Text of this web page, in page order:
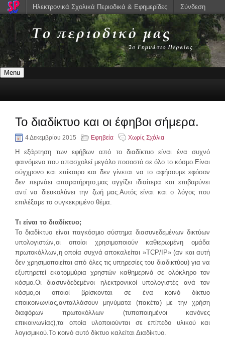
Menu
Το διαδίκτυο και οι έφηβοι σήμερα.
4 Δεκεμβρίου 2015 Εφηβεία Χωρίς Σχόλια
Η εξάρτηση των εφήβων από το διαδίκτυο είναι ένα συχνό
φαινόμενο που απασχολεί μεγάλο ποσοστό σε όλο το κόσμο.Είναι
σύγχρονο και επίκαιρο και δεν γίνεται να το αφήσουμε εφόσον
δεν περνάει απαρατήρητο,μας αγγίζει ιδιαίτερα και επιβαρύνει
αντί να διευκολύνει την ζωή μας.Αυτός είναι και ο λόγος που
επιλέξαμε το συγκεκριμένο θέμα.
Τι είναι το διαδίκτυο;
Το διαδίκτυο είναι παγκόσμιο σύστημα διασυνεδεμένων δικτύων
υπολογιστών,οι οποίοι χρησιμοποιούν καθιερωμένη ομάδα
πρωτοκόλλων,η οποία συχνά αποκαλείται »TCP/IP» (αν και αυτή
δεν χρησιμοποιείται από όλες τις υπηρεσίες του διαδικτύου) για να
εξυπηρετεί εκατομμύρια χρηστών καθημερινά σε ολόκληρο τον
κόσμο.Οι διασυνδεδεμένοι ηλεκτρονικοί υπολογιστές ανά τον
κόσμο,οι οποιοί βρίσκονται σε ένα κοινό δίκτυο
εποικοινωνίας,ανταλλάσουν μηνύματα (πακέτα) με την χρήση
διαφόρων πρωτοκόλλων (τυποποιημένοι κανόνες
επικοινωνίας),τα οποία υλοποιούνται σε επίπεδο υλικού και
λογισμικού.Το κοινό αυτό δίκτυο καλείται Διαδίκτυο.
Ηλεκτρονικά Σχολικά Περιοδικά & Εφημερίδες Σύνδεση